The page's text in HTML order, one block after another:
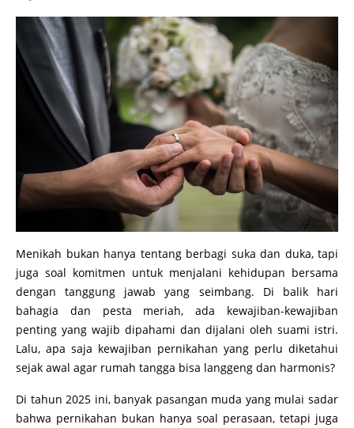
Menikah bukan hanya tentang berbagi suka dan duka, tapi
juga soal komitmen untuk menjalani kehidupan bersama
dengan tanggung jawab yang seimbang. Di balik hari
bahagia dan pesta meriah, ada kewajiban-kewajiban
penting yang wajib dipahami dan dijalani oleh suami istri.
Lalu, apa saja kewajiban pernikahan yang perlu diketahui
sejak awal agar rumah tangga bisa langgeng dan harmonis?
Di tahun 2025 ini, banyak pasangan muda yang mulai sadar
bahwa pernikahan bukan hanya soal perasaan, tetapi juga